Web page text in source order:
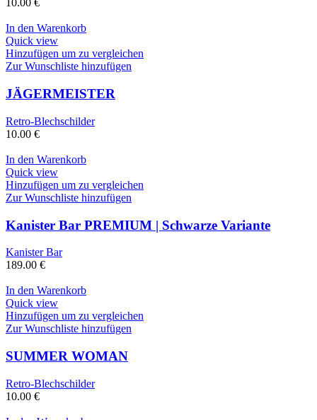
10.00 €
In den Warenkorb
Quick view
Hinzufügen um zu vergleichen
Zur Wunschliste hinzufügen
JÄGERMEISTER
Retro-Blechschilder
10.00 €
In den Warenkorb
Quick view
Hinzufügen um zu vergleichen
Zur Wunschliste hinzufügen
Kanister Bar PREMIUM | Schwarze Variante
Kanister Bar
189.00 €
In den Warenkorb
Quick view
Hinzufügen um zu vergleichen
Zur Wunschliste hinzufügen
SUMMER WOMAN
Retro-Blechschilder
10.00 €